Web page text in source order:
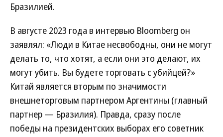
Бразилией.
В августе 2023 года в интервью Bloomberg он
заявлял: «Люди в Китае несвободны, они не могут
делать то, что хотят, а если они это делают, их
могут убить. Вы будете торговать с убийцей?»
Китай является вторым по значимости
внешнеторговым партнером Аргентины (главный
партнер — Бразилия). Правда, сразу после
победы на президентских выборах его советник